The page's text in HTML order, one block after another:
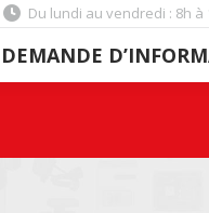
Du lundi au vendredi : 8h à
DEMANDE
DEMANDE